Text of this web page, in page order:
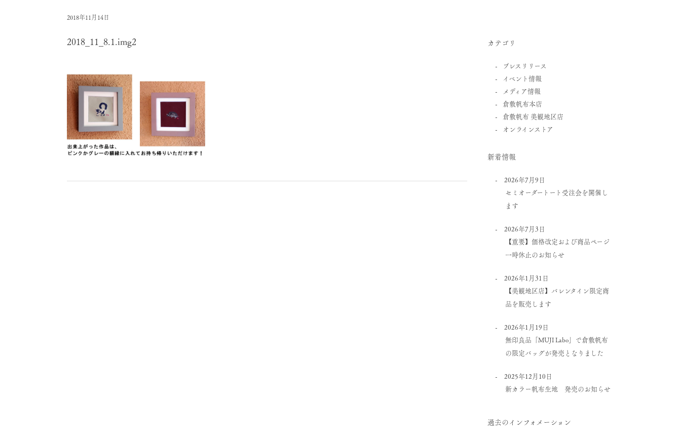
2018年11月14日
2018_11_8.1.img2 カテゴリ
プレスリリース
イベント情報
メディア情報
倉敷帆布本店
倉敷帆布 美観地区店
オンラインストア
新着情報
2026年7月9日
セミオーダートート受注会を開催し
ます
2026年7月3日
【重要】価格改定および商品ページ
一時休止のお知らせ
2026年1月31日
【美観地区店】バレンタイン限定商
品を販売します
2026年1月19日
無印良品「MUJI Labo」で倉敷帆布
の限定バッグが発売となりました
2025年12月10日
新カラー帆布生地 発売のお知らせ
過去のインフォメーション